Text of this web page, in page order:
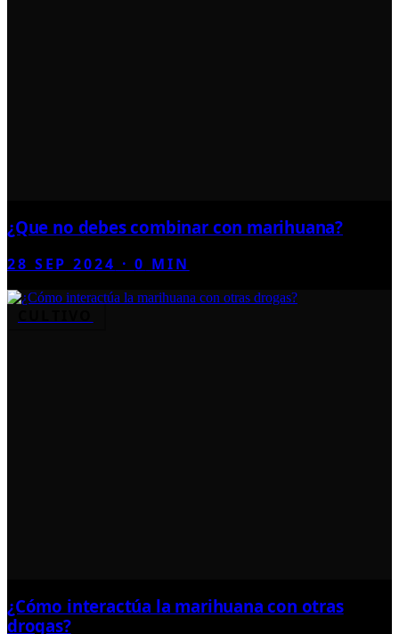
¿Que no debes combinar con marihuana?
28 SEP 2024 ·0 MIN
¿Cómo interactúa la marihuana con otras
drogas?